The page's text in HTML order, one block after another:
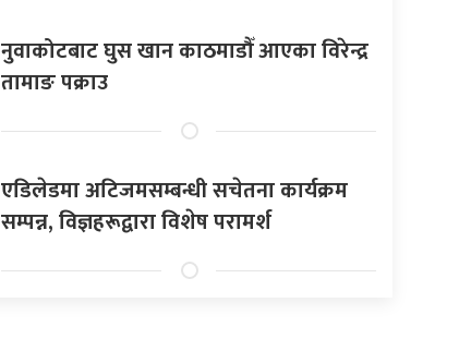
नुवाकोटबाट घुस खान काठमाडौँ आएका विरेन्द्र
तामाङ पक्राउ
एडिलेडमा अटिजमसम्बन्धी सचेतना कार्यक्रम
सम्पन्न, विज्ञहरूद्वारा विशेष परामर्श